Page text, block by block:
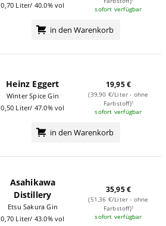
0,70 Liter/ 40.0% vol
sofort verfügbar
in den Warenkorb
Heinz Eggert
Winter Spice Gin
0,50 Liter/ 47.0% vol
19,95 €
(39,90 €/Liter - ohne
Farbstoff)¹
sofort verfügbar
in den Warenkorb
Asahikawa
Distillery
Etsu Sakura Gin
0,70 Liter/ 43.0% vol
35,95 €
(51,36 €/Liter - ohne
Farbstoff)¹
sofort verfügbar